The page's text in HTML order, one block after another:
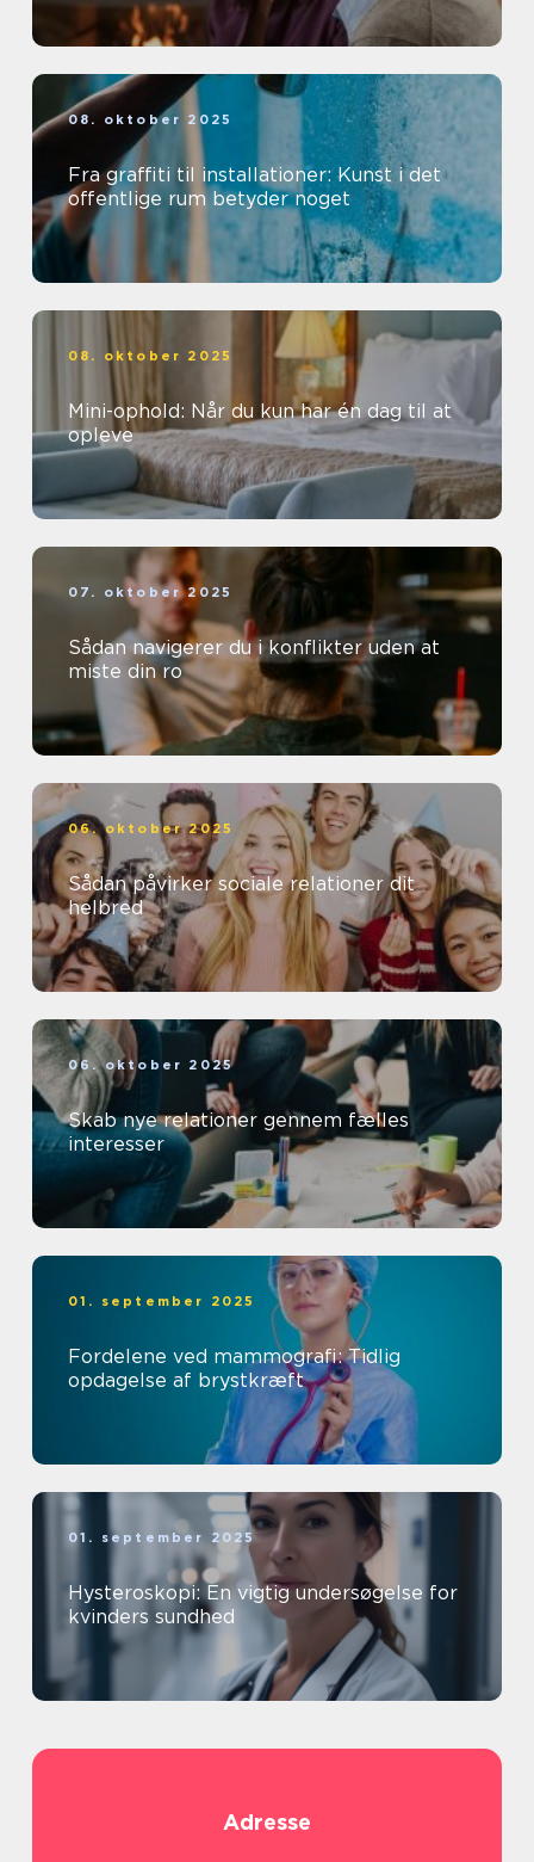
08. oktober 2025
Fra graffiti til installationer: Kunst i det
offentlige rum betyder noget
08. oktober 2025
Mini-ophold: Når du kun har én dag til at
opleve
07. oktober 2025
Sådan navigerer du i konflikter uden at
miste din ro
06. oktober 2025
Sådan påvirker sociale relationer dit
helbred
06. oktober 2025
Skab nye relationer gennem fælles
interesser
01. september 2025
Fordelene ved mammografi: Tidlig
opdagelse af brystkræft
01. september 2025
Hysteroskopi: En vigtig undersøgelse for
kvinders sundhed
Adresse